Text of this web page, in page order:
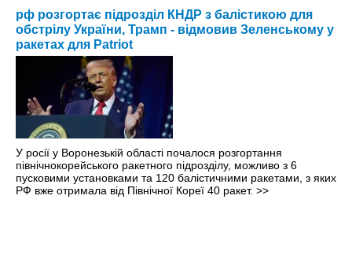
рф розгортає підрозділ КНДР з балістикою для
обстрілу України, Трамп - відмовив Зеленському у
ракетах для Patriot
У росії у Воронезькій області почалося розгортання
північнокорейського ракетного підрозділу, можливо з 6
пусковими установками та 120 балістичними ракетами, з яких
РФ вже отримала від Північної Кореї 40 ракет. >>